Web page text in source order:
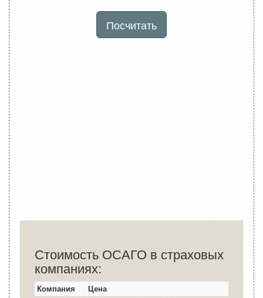
Посчитать
Стоимость ОСАГО в страховых
компаниях:
Компания
Цена